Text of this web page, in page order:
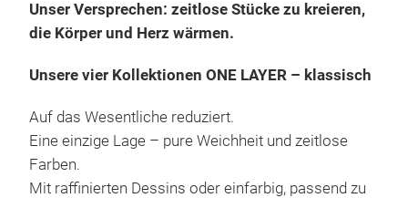
Unser Versprechen: zeitlose Stücke zu kreieren,
die Körper und Herz wärmen.
Unsere vier Kollektionen ONE LAYER – klassisch
Auf das Wesentliche reduziert.
Eine einzige Lage – pure Weichheit und zeitlose
Farben.
Mit raffinierten Dessins oder einfarbig, passend zu